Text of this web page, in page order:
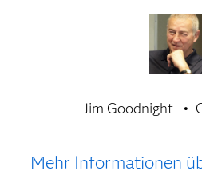
Jim Goodnight
Mehr Informationen